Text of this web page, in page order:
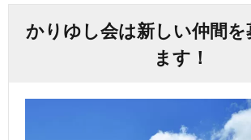
かりゆし会は新しい仲間
ます！